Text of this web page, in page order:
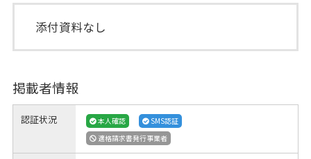
添付資料なし
掲載者情報
認証状況 本人確認
SMS認証
適格請求書発行事業者